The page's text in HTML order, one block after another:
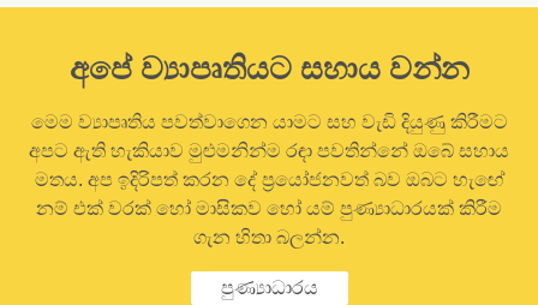
අපේ ව්‍යාපෘතියට සහාය වන්න
මෙම ව්‍යාපෘතිය පවත්වාගෙන යාමට සහ වැඩි දියුණු කිරීමට
අපට ඇති හැකියාව මුළුමනින්ම රඳා පවතින්නේ ඔබේ සහාය
මතය. අප ඉදිරිපත් කරන දේ ප්‍රයෝජනවත් බව ඔබට හැඟේ
නම් එක් වරක් හෝ මාසිකව හෝ යම් පුණ්‍යාධාරයක් කිරීම
ගැන හිතා බලන්න.
පුණ්‍යාධාරය